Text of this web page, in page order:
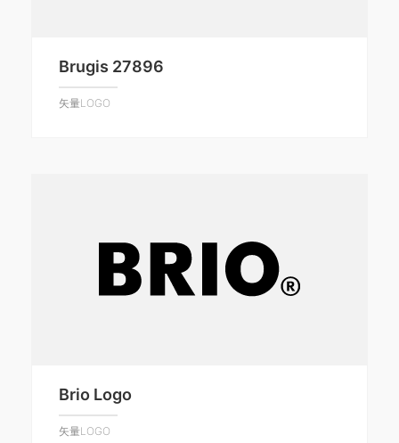
Brugis 27896
矢量LOGO
Brio Logo
矢量LOGO